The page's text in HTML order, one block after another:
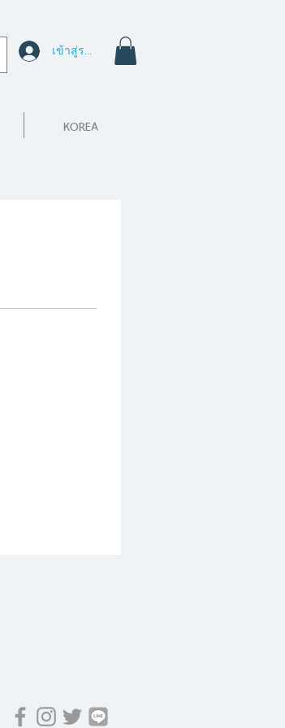
เข้าสู่ระบบ
KOREA